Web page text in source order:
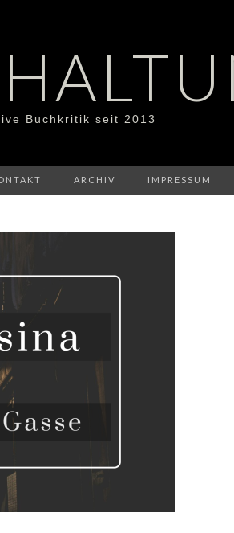
Buchkritik seit 2013
ARCHIV IMPRESSUM